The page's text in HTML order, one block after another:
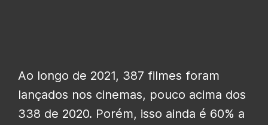
Ao longo de 2021, 387 filmes foram
lançados nos cinemas, pouco acima dos
338 de 2020. Porém, isso ainda é 60% a